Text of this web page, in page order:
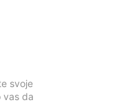
svoje
vas da